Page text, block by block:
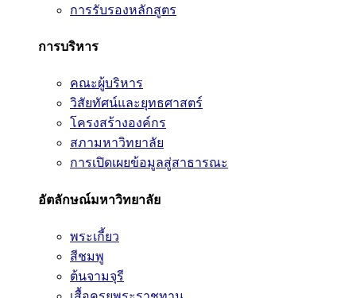
การรับรองหลักสูตร
การบริหาร
คณะผู้บริหาร
วิสัยทัศน์และยุทธศาสตร์
โครงสร้างองค์กร
สภามหาวิทยาลัย
การเปิดเผยข้อมูลสู่สาธารณะ
อัตลักษณ์มหาวิทยาลัย
พระเกี้ยว
สีชมพู
ต้นจามจุรี